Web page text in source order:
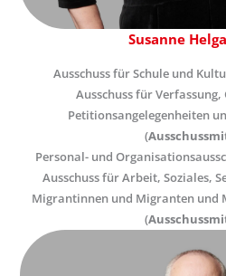
Susanne Helga
Ausschuss für Schule und
Ausschuss für
Petitionsangelegenheiten
(
Personal- und
Ausschuss für Arbeit, Soziales,
Migrantinnen und Migranten und
(